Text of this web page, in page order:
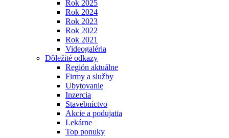
Rok 2025
Rok 2024
Rok 2023
Rok 2022
Rok 2021
Videogaléria
Dôležité odkazy
Región aktuálne
Firmy a služby
Ubytovanie
Inzercia
Stavebníctvo
Akcie a podujatia
Lekárne
Top ponuky